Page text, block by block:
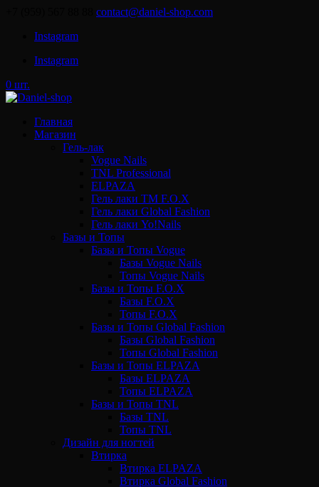
contact@daniel-shop.com
Instagram
Instagram
0 шт.
Главная
Магазин
Гель-лак
Vogue Nails
TNL Professional
ELPAZA
Гель лаки ТМ F.O.X
Гель лаки Global Fashion
Гель лаки Yo!Nails
Базы и Топы
Базы и Топы Vogue
Базы Vogue Nails
Топы Vogue Nails
Базы и Топы F.O.X
Базы F.O.X
Топы F.O.X
Базы и Топы Global Fashion
Базы Global Fashion
Топы Global Fashion
Базы и Топы ELPAZA
Базы ELPAZA
Топы ELPAZA
Базы и Топы TNL
Базы TNL
Топы TNL
Дизайн для ногтей
Втирка
Втирка ELPAZA
Втирка Global Fashion